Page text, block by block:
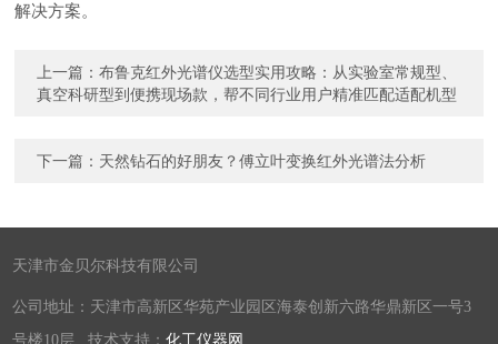
解决方案。
上一篇：布鲁克红外光谱仪选型实用攻略：从实验室常规型、
真空科研型到便携现场款，帮不同行业用户精准匹配适配机型
下一篇： 天然钻石的好朋友？傅立叶变换红外光谱法分析
天津市金贝尔科技有限公司
公司地址：天津市高新区华苑产业园区海泰创新六路华鼎新区一号3
号楼10层 技术支持：化工仪器网